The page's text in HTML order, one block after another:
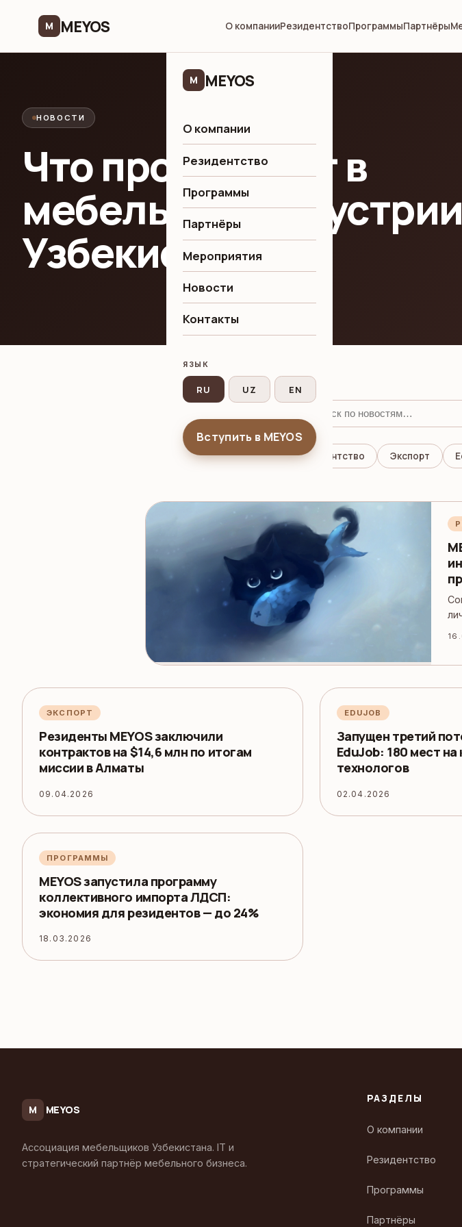
M MEYOS О компанииРезидентствоПрограммыПартнёры
M MEYOS
О компании
Резидентство
Программы
Партнёры
Мероприятия
Новости
Контакты
ЯЗЫК
RU UZ EN
Вступить в MEYOS
НОВОСТИ
Что происходит в
мебельной индустрии
Узбекистана
Все Резидентство Экспорт
ЭКСПОРТ
Резиденты MEYOS заключили
контрактов на $14,6 млн по итогам
миссии в Алматы
09.04.2026
EDUJOB
Запущен третий
EduJob: 180 мест
технологов
02.04.2026
ПРОГРАММЫ
MEYOS запустила программу
коллективного импорта ЛДСП:
экономия для резидентов — до 24%
18.03.2026
M MEYOS
Ассоциация мебельщиков Узбекистана. IT и
стратегический партнёр мебельного бизнеса.
РАЗДЕЛЫ
О компании
Резидентство
Программы
Партнёры